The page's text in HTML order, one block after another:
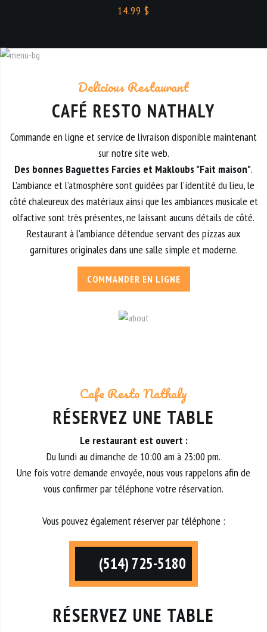
14.99 $
Delicious Restaurant
CAFÉ RESTO NATHALY
Commande en ligne et service de livraison disponible maintenant
sur notre site web.
Des bonnes Baguettes Farcies et Makloubs "Fait maison".
L’ambiance et l’atmosphère sont guidées par l’identité du lieu, le
côté chaleureux des matériaux ainsi que les ambiances musicale et
olfactive sont très présentes, ne laissant aucuns détails de côté.
Restaurant à l'ambiance détendue servant des pizzas aux
garnitures originales dans une salle simple et moderne.
COMMANDER EN LIGNE
Cafe Resto Nathaly
RÉSERVEZ UNE TABLE
Le restaurant est ouvert :
Du lundi au dimanche de 10:00 am à 23:00 pm.
Une fois votre demande envoyée, nous vous rappelons afin de
vous confirmer par téléphone votre réservation.
Vous pouvez également réserver par téléphone :
(514) 725-5180
RÉSERVEZ UNE TABLE